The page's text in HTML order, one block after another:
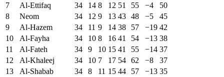
7
Al-Ettifaq 34 14 8 12 51 55 −4
50
8
Neom 34 12 9 13 43 48 −5
45
9
Al-Hazem 34 11 9 14 38 57 −19 42
10
Al-Fayha 34 10 8 16 41 54 −13 38
11
Al-Fateh 34 9 10 15 41 55 −14 37
12
Al-Khaleej 34 10 7 17 54 62 −8
37
13
Al-Shabab 34 8 11 15 44 57 −13 35